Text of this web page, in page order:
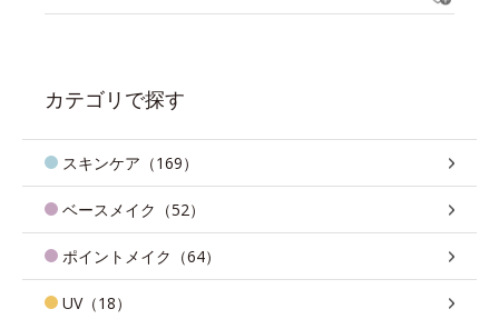
カテゴリで探す
スキンケア（169）
ベースメイク（52）
ポイントメイク（64）
UV（18）